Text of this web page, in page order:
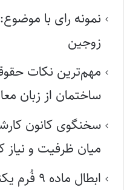
نمونه رای با
زوجین
مهم‌ترین نکات
ساختمان از زبان
سخنگوی کانون
میان ظرفیت و
ابطال